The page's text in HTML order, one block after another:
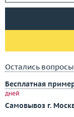
Остались
Бесплатная
дней
Самовывоз г.